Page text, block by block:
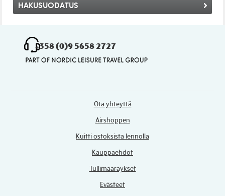
HAKUSUODATUS
+358 (0)9 5658 2727
Ota yhteyttä
Airshoppen
Kuitti ostoksista lennolla
Kauppaehdot
Tullimääräykset
Evästeet